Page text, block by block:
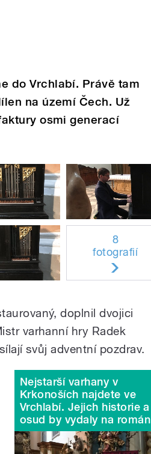
do Vrchlabí. Právě tam
na území Čech. Už
osmi generací
8
fotografií
doplnil dvojici
varhanní hry Radek
svůj adventní pozdrav.
Nejstarší varhany v
Krkonoších najdete ve
Vrchlabí. Jejich historie a
osud by vydaly na román